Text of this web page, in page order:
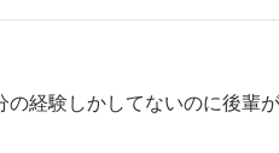
の経験しかしてないのに後輩